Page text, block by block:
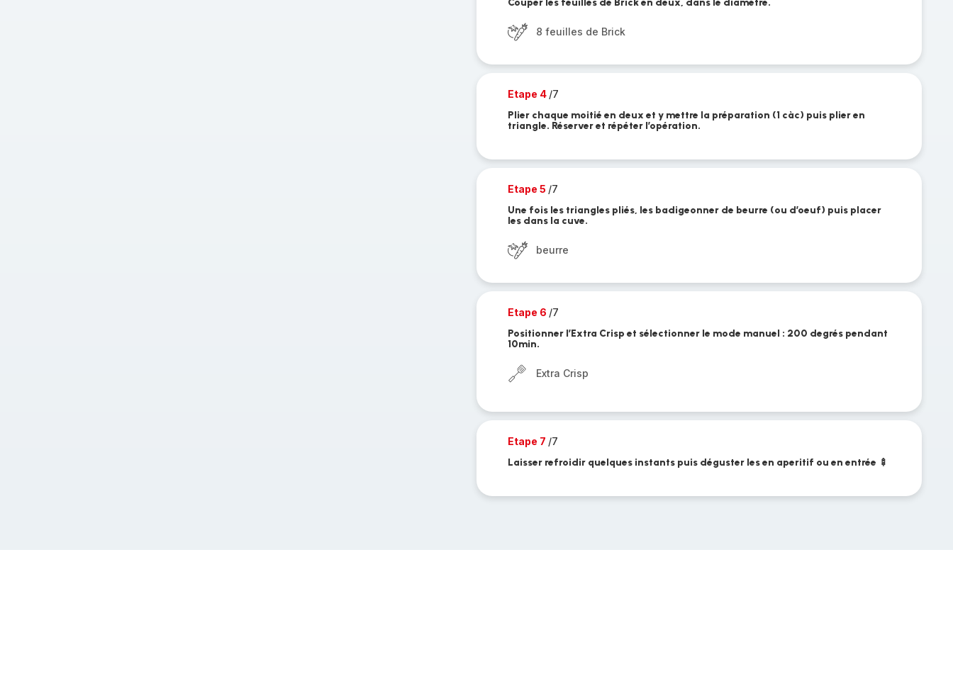
Couper les feuilles de Brick en deux, dans le diamètre.
8 feuilles de Brick
Etape 4 /7
Plier chaque moitié en deux et y mettre la préparation (1 càc) puis plier en
triangle. Réserver et répéter l’opération.
Etape 5 /7
Une fois les triangles pliés, les badigeonner de beurre (ou d’oeuf) puis placer
les dans la cuve.
beurre
Etape 6 /7
Positionner l’Extra Crisp et sélectionner le mode manuel : 200 degrés pendant
10min.
Extra Crisp
Etape 7 /7
Laisser refroidir quelques instants puis déguster les en aperitif ou en entrée 🍢